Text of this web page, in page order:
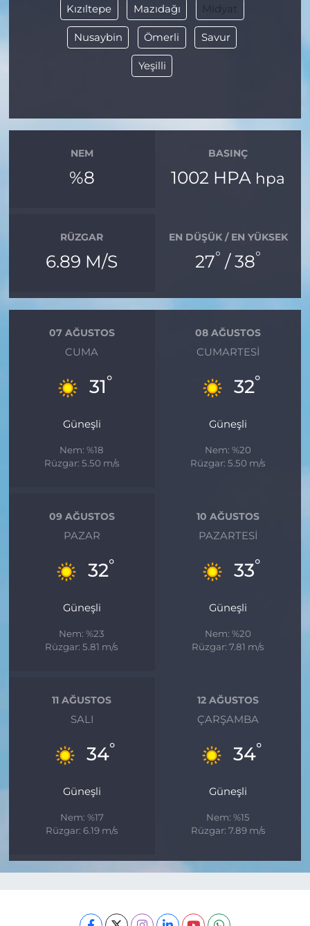
Kızıltepe Mazıdağı Midyat
Nusaybin Ömerli Savur
Yeşilli
NEM
%8
BASINÇ
1002 HPA hpa
RÜZGAR
6.89 M/S
EN DÜŞÜK / EN YÜKSEK
27° / 38°
07 AĞUSTOS
CUMA
31°
Güneşli
Nem: %18
Rüzgar: 5.50 m/s
08 AĞUSTOS
CUMARTESI
32°
Güneşli
Nem: %20
Rüzgar: 5.50 m/s
09 AĞUSTOS
PAZAR
32°
Güneşli
Nem: %23
Rüzgar: 5.81 m/s
10 AĞUSTOS
PAZARTESI
33°
Güneşli
Nem: %20
Rüzgar: 7.81 m/s
11 AĞUSTOS
SALI
34°
Güneşli
Nem: %17
Rüzgar: 6.19 m/s
12 AĞUSTOS
ÇARŞAMBA
34°
Güneşli
Nem: %15
Rüzgar: 7.89 m/s